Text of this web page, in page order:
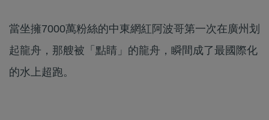
當坐擁7000萬粉絲的中東網紅阿波哥第一次在廣州划
起龍舟，那艘被「點睛」的龍舟，瞬間成了最國際化
的水上超跑。